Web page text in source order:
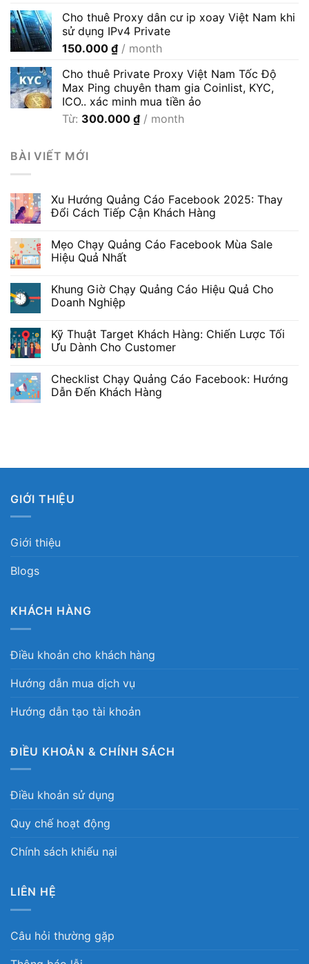
từ
Cho thuê Proxy dân cư ip xoay Việt Nam khi
sử dụng IPv4 Private
150.000 ₫ / month
Cho thuê Private Proxy Việt Nam Tốc Độ
Max Ping chuyên tham gia Coinlist, KYC,
ICO.. xác minh mua tiền ảo
Từ: 300.000 ₫ / month
BÀI VIẾT MỚI
Xu Hướng Quảng Cáo Facebook 2025: Thay
Đổi Cách Tiếp Cận Khách Hàng
Mẹo Chạy Quảng Cáo Facebook Mùa Sale
Hiệu Quả Nhất
Khung Giờ Chạy Quảng Cáo Hiệu Quả Cho
Doanh Nghiệp
Kỹ Thuật Target Khách Hàng: Chiến Lược Tối
Ưu Dành Cho Customer
Checklist Chạy Quảng Cáo Facebook: Hướng
Dẫn Đến Khách Hàng
GIỚI THIỆU
Giới thiệu
Blogs
KHÁCH HÀNG
Điều khoản cho khách hàng
Hướng dẫn mua dịch vụ
Hướng dẫn tạo tài khoản
ĐIỀU KHOẢN & CHÍNH SÁCH
Điều khoản sử dụng
Quy chế hoạt động
Chính sách khiếu nại
LIÊN HỆ
Câu hỏi thường gặp